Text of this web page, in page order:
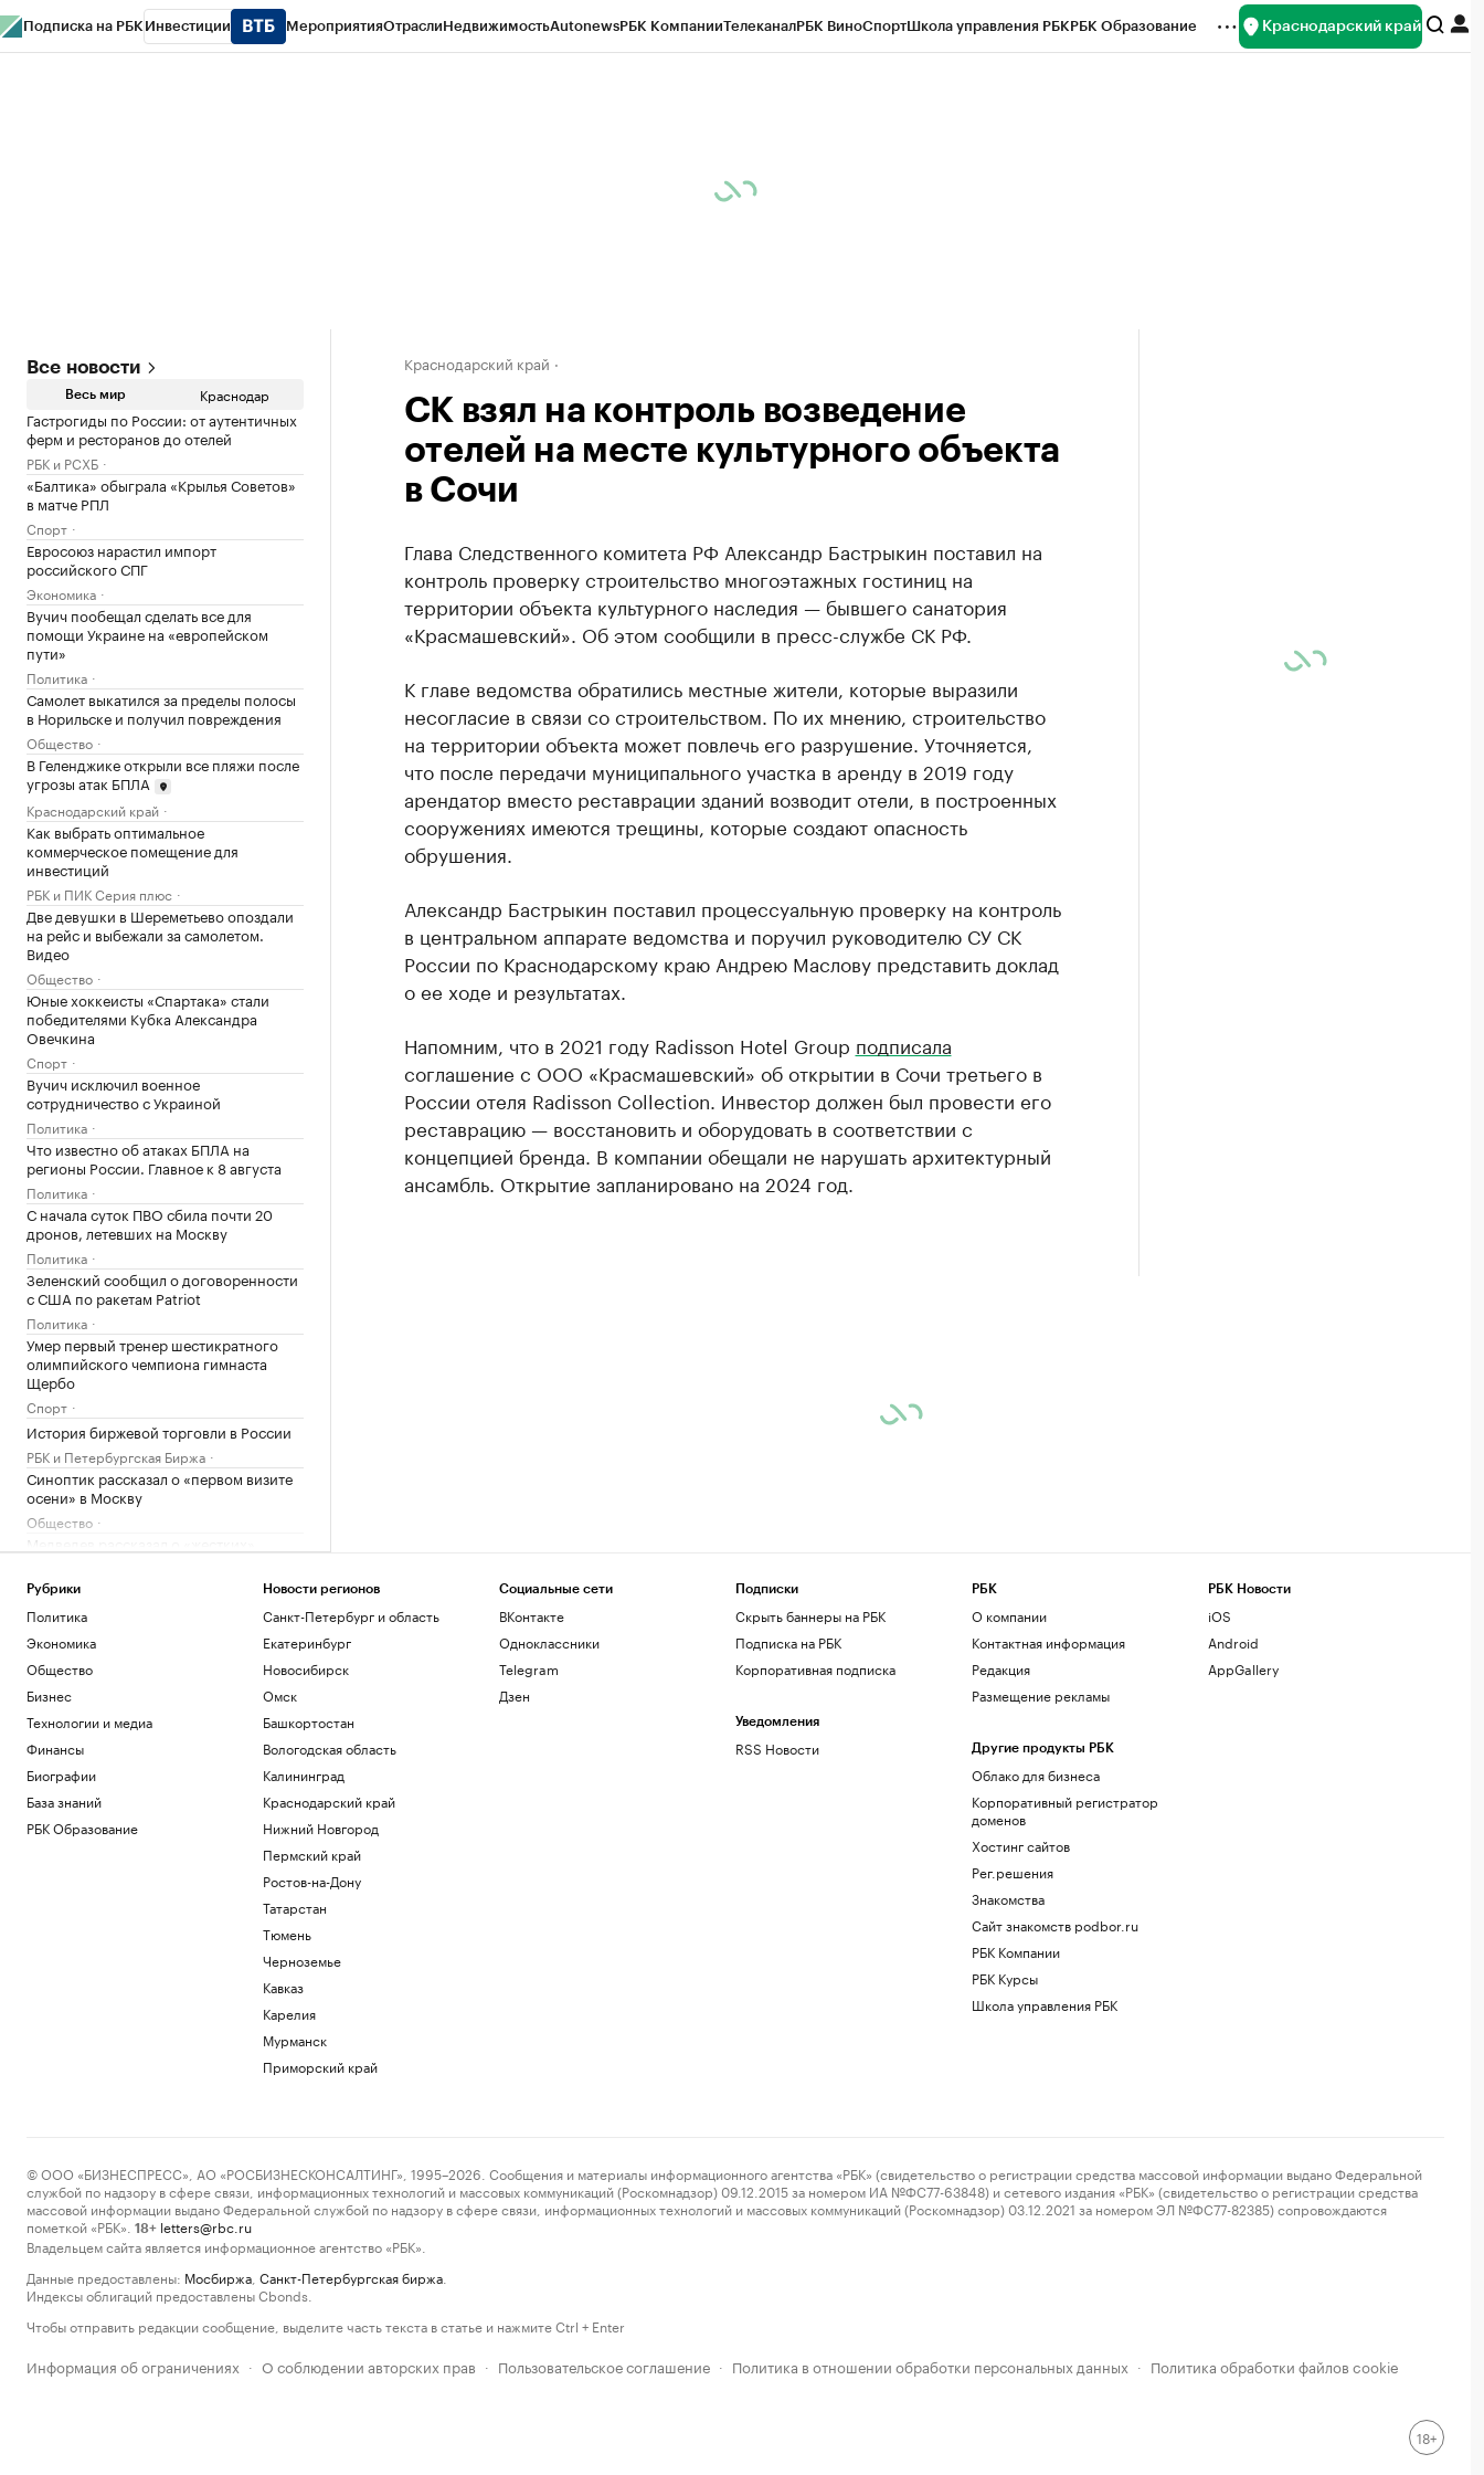
Подписка на РБК Инвестиции МероприятияОтраслиНедвижимостьAutonewsРБК КомпанииТелеканалРБК ВиноСпортШкола управления РБКРБК Образование Краснодарский край
Все новости
Весь мир Краснодар
Гастрогиды по России: от аутентичных
ферм и ресторанов до отелей
РБК и РСХБ
«Балтика» обыграла «Крылья Советов»
в матче РПЛ
Спорт
Евросоюз нарастил импорт
российского СПГ
Экономика
Вучич пообещал сделать все для
помощи Украине на «европейском
пути»
Политика
Самолет выкатился за пределы полосы
в Норильске и получил повреждения
Общество
В Геленджике открыли все пляжи после
угрозы атак БПЛА
Краснодарский край
Как выбрать оптимальное
коммерческое помещение для
инвестиций
РБК и ПИК Серия плюс
Две девушки в Шереметьево опоздали
на рейс и выбежали за самолетом.
Видео
Общество
Юные хоккеисты «Спартака» стали
победителями Кубка Александра
Овечкина
Спорт
Вучич исключил военное
сотрудничество с Украиной
Политика
Что известно об атаках БПЛА на
регионы России. Главное к 8 августа
Политика
С начала суток ПВО сбила почти 20
дронов, летевших на Москву
Политика
Зеленский сообщил о договоренности
с США по ракетам Patriot
Политика
Умер первый тренер шестикратного
олимпийского чемпиона гимнаста
Щербо
Спорт
История биржевой торговли в России
РБК и Петербургская Биржа
Синоптик рассказал о «первом визите
осени» в Москву
Общество
Медведев рассказал о «жестких»
Политика
Федорищев рассказал о последствиях
атаки БПЛА на Самарскую область
Политика
Трое пострадали при ударе БПЛА по
грузовику в Белгородской области
Политика
Искусственный интеллект вызовет
массовые увольнения — и еще 10
мифов
РБК и Yandex Cloud
Загрузить еще
Краснодарский край
СК взял на контроль возведение
отелей на месте культурного объекта
в Сочи
Глава Следственного комитета РФ Александр Бастрыкин поставил на
контроль проверку строительство многоэтажных гостиниц на
территории объекта культурного наследия — бывшего санатория
«Красмашевский». Об этом сообщили в пресс-службе СК РФ.
К главе ведомства обратились местные жители, которые выразили
несогласие в связи со строительством. По их мнению, строительство
на территории объекта может повлечь его разрушение. Уточняется,
что после передачи муниципального участка в аренду в 2019 году
арендатор вместо реставрации зданий возводит отели, в построенных
сооружениях имеются трещины, которые создают опасность
обрушения.
Александр Бастрыкин поставил процессуальную проверку на контроль
в центральном аппарате ведомства и поручил руководителю СУ СК
России по Краснодарскому краю Андрею Маслову представить доклад
о ее ходе и результатах.
Напомним, что в 2021 году Radisson Hotel Group подписала
соглашение с ООО «Красмашевский» об открытии в Сочи третьего в
России отеля Radisson Collection. Инвестор должен был провести его
реставрацию — восстановить и оборудовать в соответствии с
концепцией бренда. В компании обещали не нарушать архитектурный
ансамбль. Открытие запланировано на 2024 год.
Рубрики
Политика
Экономика
Общество
Бизнес
Технологии и медиа
Финансы
Биографии
База знаний
РБК Образование
Новости регионов
Санкт-Петербург и область
Екатеринбург
Новосибирск
Омск
Башкортостан
Вологодская область
Калининград
Краснодарский край
Нижний Новгород
Пермский край
Ростов-на-Дону
Татарстан
Тюмень
Черноземье
Кавказ
Карелия
Мурманск
Приморский край
Социальные сети
ВКонтакте
Одноклассники
Telegram
Дзен
Подписки
Скрыть баннеры на РБК
Подписка на РБК
Корпоративная подписка
Уведомления
RSS Новости
РБК
О компании
Контактная информация
Редакция
Размещение рекламы
Другие продукты РБК
Облако для бизнеса
Корпоративный регистратор
доменов
Хостинг сайтов
Рег.решения
Знакомства
Сайт знакомств podbor.ru
РБК Компании
РБК Курсы
Школа управления РБК
РБК Новости
iOS
Android
AppGallery
© ООО «БИЗНЕСПРЕСС», АО «РОСБИЗНЕСКОНСАЛТИНГ», 1995–2026. Сообщения и материалы информационного агентства «РБК» (свидетельство о регистрации средства массовой информации выдано Федеральной
службой по надзору в сфере связи, информационных технологий и массовых коммуникаций (Роскомнадзор) 09.12.2015 за номером ИА №ФС77-63848) и сетевого издания «РБК» (свидетельство о регистрации средства
массовой информации выдано Федеральной службой по надзору в сфере связи, информационных технологий и массовых коммуникаций (Роскомнадзор) 03.12.2021 за номером ЭЛ №ФС77-82385) сопровождаются
пометкой «РБК».
18+ letters@rbc.ru
Владельцем сайта является информационное агентство «РБК».
Данные предоставлены: Мосбиржа Санкт-Петербургская биржа
Индексы облигаций предоставлены Cbonds.
Чтобы отправить редакции сообщение, выделите часть текста в статье и нажмите Ctrl + Enter
Информация об ограничениях · О соблюдении авторских прав · Пользовательское соглашение · Политика в отношении обработки персональных данных · Политика обработки файлов cookie
18+